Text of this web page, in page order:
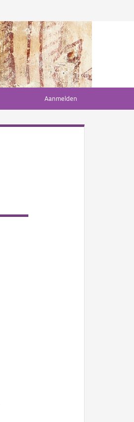
Aanmelden